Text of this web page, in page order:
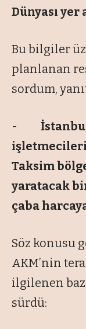
Dünyası yer
Bu bilgiler
planlanan
sordum,
-
işletmecileri
Taksim
yaratacak
çaba
Söz konusu
AKM’nin
ilgilenen
sürdü: